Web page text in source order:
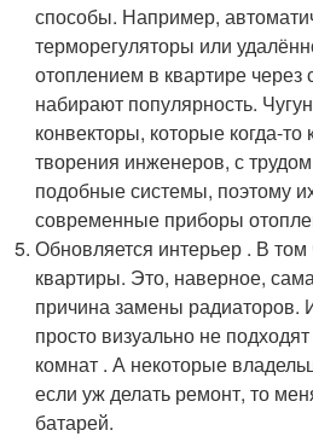
способы. Например,
терморегуляторы или
отоплением в квартире
набирают популярность.
конвекторы, которые когда-то
творения инженеров, с
подобные системы, поэтому
современные приборы
Обновляется интерьер . В том
квартиры. Это, наверное,
причина замены радиаторов.
просто визуально не
комнат . А некоторые
если уж делать ремонт, то
батарей.